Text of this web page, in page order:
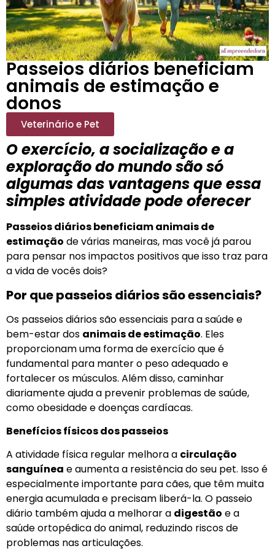
Passeios diários beneficiam
animais de estimação e
donos
Veterinário e Pet
O exercício, a socialização e a
exploração do mundo são só
algumas das vantagens que essa
simples atividade pode oferecer
Passeios diários beneficiam animais de
estimação de várias maneiras, mas você já parou
para pensar nos impactos positivos que isso traz para
a vida de vocês dois?
Por que passeios diários são essenciais?
Os passeios diários são essenciais para a saúde e
bem-estar dos animais de estimação. Eles
proporcionam uma forma de exercício que é
fundamental para manter o peso adequado e
fortalecer os músculos. Além disso, caminhar
diariamente ajuda a prevenir problemas de saúde,
como obesidade e doenças cardíacas.
Benefícios físicos dos passeios
A atividade física regular melhora a circulação
sanguínea e aumenta a resistência do seu pet. Isso é
especialmente importante para cães, que têm muita
energia acumulada e precisam liberá-la. O passeio
diário também ajuda a melhorar a digestão e a
saúde ortopédica do animal, reduzindo riscos de
problemas nas articulações.